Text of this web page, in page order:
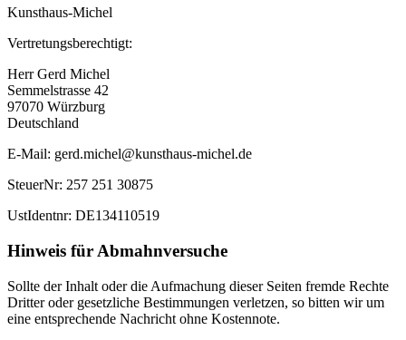
Kunsthaus-Michel
Vertretungsberechtigt:
Herr Gerd Michel
Semmelstrasse 42
97070 Würzburg
Deutschland
E-Mail: gerd.michel@kunsthaus-michel.de
SteuerNr: 257 251 30875
UstIdentnr: DE134110519
Hinweis für Abmahnversuche
Sollte der Inhalt oder die Aufmachung dieser Seiten fremde Rechte
Dritter oder gesetzliche Bestimmungen verletzen, so bitten wir um
eine entsprechende Nachricht ohne Kostennote.